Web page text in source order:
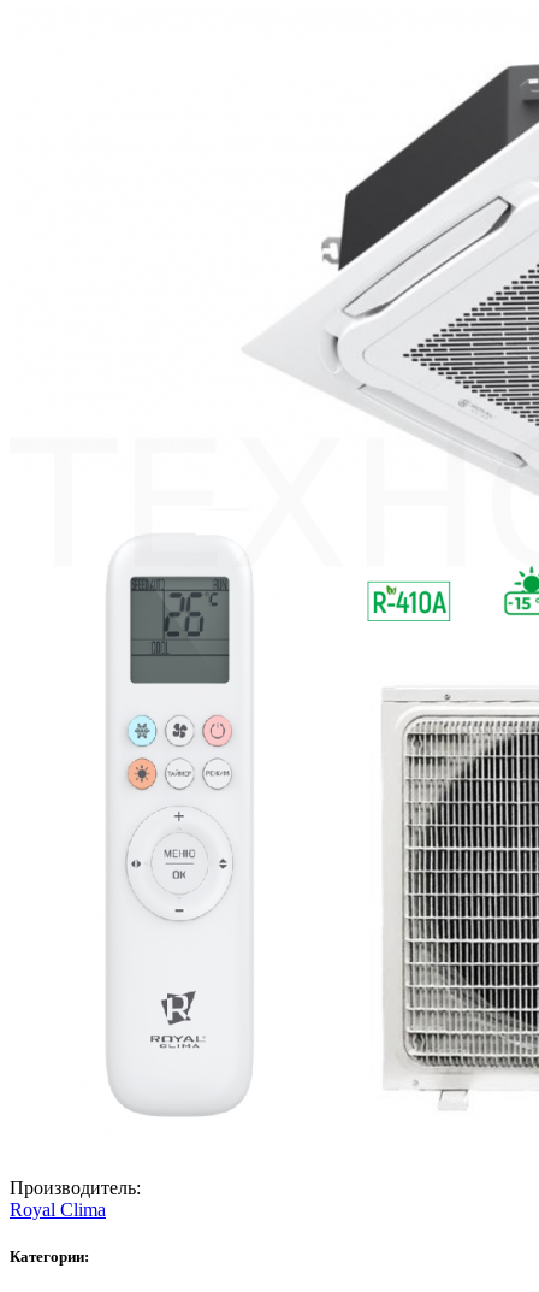
Производитель:
Royal Clima
Категории: